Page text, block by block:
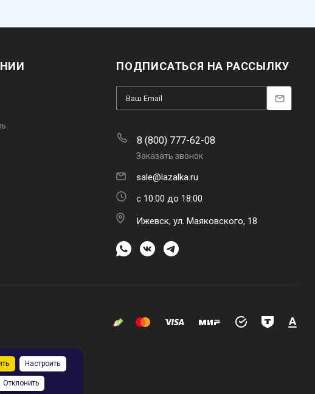
ПОДПИСАТЬСЯ НА РАССЫЛКУ
8 (800) 777-62-08
Заказать звонок
sale@lazalka.ru
с 10:00 до 18:00
Ижевск, ул. Маяковского, 18
Настроить
Отклонить